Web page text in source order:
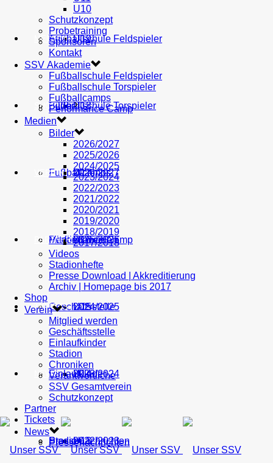
AH U19
U18
U17
U16
U15
U14
U13
Fußballschule Feldspieler
Fußballschule Torspieler
Fußballcamps
Performance Camp
MEDIEN
Bilder
2026/2027
2025/2026
2024/2025
2023/2024
2022/2023
SHOP
VEREIN
Mitglied werden
Geschäftsstelle
Einlaufkinder
Stadion
PARTNER
TICKETS
NEWS
Pressenachrichten
U10
Schutzkonzept
Probetraining
Sponsoren
Kontakt
SSV Akademie
Fußballschule Feldspieler
Fußballschule Torspieler
Fußballcamps
Performance Camp
Medien
Bilder
2026/2027
2025/2026
2024/2025
2023/2024
2022/2023
2021/2022
2020/2021
2019/2020
2018/2019
2017/2018
Videos
Stadionhefte
Presse Download | Akkreditierung
Archiv | Homepage bis 2017
Shop
Verein
Mitglied werden
Geschäftsstelle
Einlaufkinder
Stadion
Chroniken
Verantwortliche
SSV Gesamtverein
Schutzkonzept
Partner
Tickets
News
Pressenachrichten